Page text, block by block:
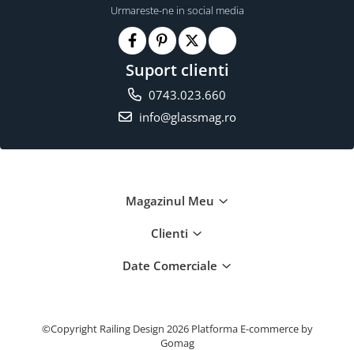
Urmareste-ne in social media
Suport clienti
0743.023.660
info@glassmag.ro
Magazinul Meu
Clienti
Date Comerciale
©Copyright Railing Design 2026 Platforma E-commerce by
Gomag